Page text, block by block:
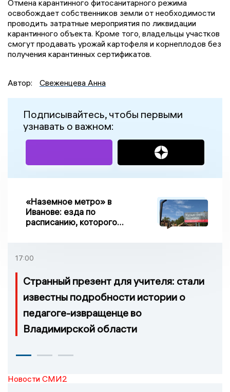
Отмена карантинного фитосанитарного режима
освобождает собственников земли от необходимости
проводить затратные мероприятия по ликвидации
карантинного объекта. Кроме того, владельцы участков
смогут продавать урожай картофеля и корнеплодов без
получения карантинных сертификатов.
Автор: Свеженцева Анна
Подписывайтесь, чтобы первыми
узнавать о важном:
«Наземное метро» в
Иванове: езда по
расписанию, которого
17:00
Странный презент для учителя: стали
известны подробности истории о
педагоге-извращенце во
Владимирской области
Новости СМИ2